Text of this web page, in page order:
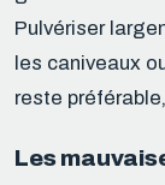
Pulvériser
les caniveaux
reste
Les